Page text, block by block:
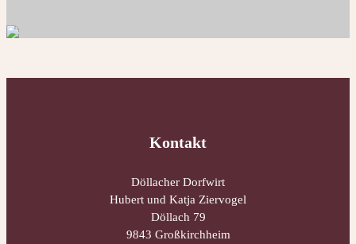
Kontakt
Döllacher Dorfwirt
Hubert und Katja Ziervogel
Döllach 79
9843 Großkirchheim